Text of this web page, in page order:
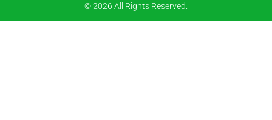
© 2026 All Rights Reserved.